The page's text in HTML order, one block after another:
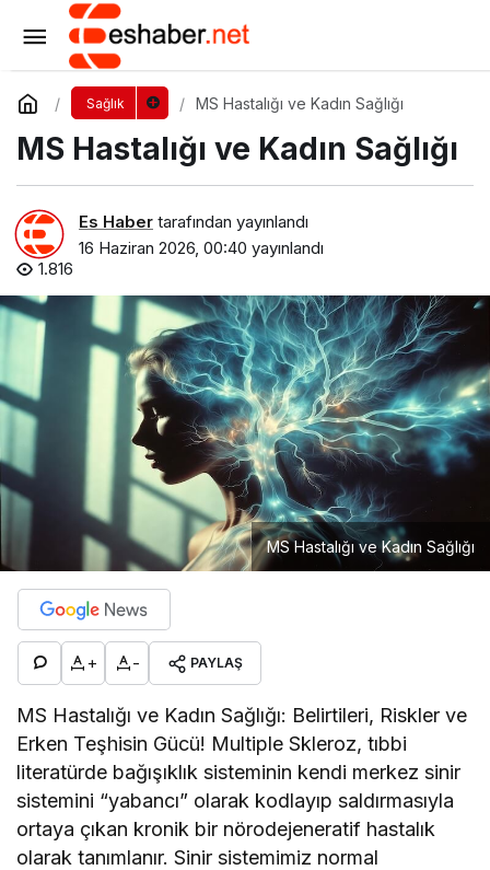
Sağlık MS Hastalığı ve Kadın Sağlığı
MS Hastalığı ve Kadın Sağlığı
Es Haber tarafından yayınlandı
16 Haziran 2026, 00:40 yayınlandı
1.816
MS Hastalığı ve Kadın Sağlığı
+ - PAYLAŞ
MS Hastalığı ve Kadın Sağlığı: Belirtileri, Riskler ve
Erken Teşhisin Gücü! Multiple Skleroz, tıbbi
literatürde bağışıklık sisteminin kendi merkez sinir
sistemini “yabancı” olarak kodlayıp saldırmasıyla
ortaya çıkan kronik bir nörodejeneratif hastalık
olarak tanımlanır. Sinir sistemimiz normal
Hasta Yatağı Kiralama Fiyatları: Maliyetleri
Etkileyen Faktörler Nelerdir?
Yorum Yap